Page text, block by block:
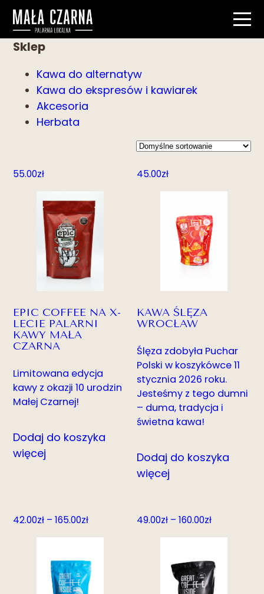
Sklep
Kawa do alternatyw
Kawa do ekspresów i kawiarek
Akcesoria
Herbata
55.00zł
EPIC COFFEE NA X-
LECIE PALARNI
KAWY MAŁA
CZARNA
Limitowana edycja
kawy z okazji 10 urodzin
Małej Czarnej!
Dodaj do koszyka
więcej
45.00zł
KAWA ŚLĘZA
WROCŁAW
Ślęza zdobyła Puchar
Polski w koszykówce 11
stycznia 2026 roku.
Jesteśmy z tego dumni
– duma, tradycja i
świetna kawa!
Dodaj do koszyka
więcej
42.00zł – 165.00złZakres
42.00zł
do
165.00zł
49.00zł – 160.00złZakres
49.00zł
do
160.00zł